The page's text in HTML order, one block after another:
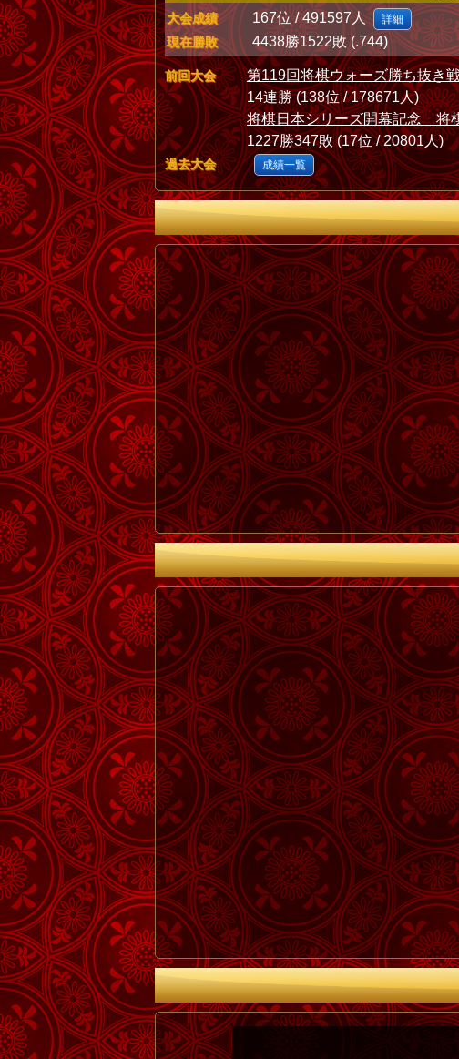
大会成績 167位 / 491597人 詳細
現在勝敗 4438勝1522敗 (.744)
前回大会
第119回将棋ウォーズ勝ち抜き
14連勝 (138位 / 178671人)
将棋日本シリーズ開幕記念 将
1227勝347敗 (17位 / 20801人)
過去大会 成績一覧